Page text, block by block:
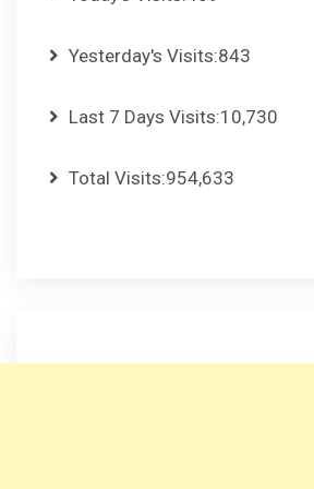
Yesterday's Visits:843
Last 7 Days Visits:10,730
Total Visits:954,633